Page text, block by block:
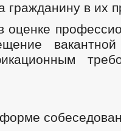
гражданину в их
оценке